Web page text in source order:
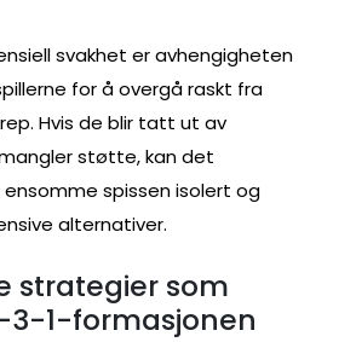
svakhet er avhengigheten
for å overgå raskt fra
Hvis de blir tatt ut av
støtte, kan det
spissen isolert og
alternativer.
strategier som
3-1-formasjonen